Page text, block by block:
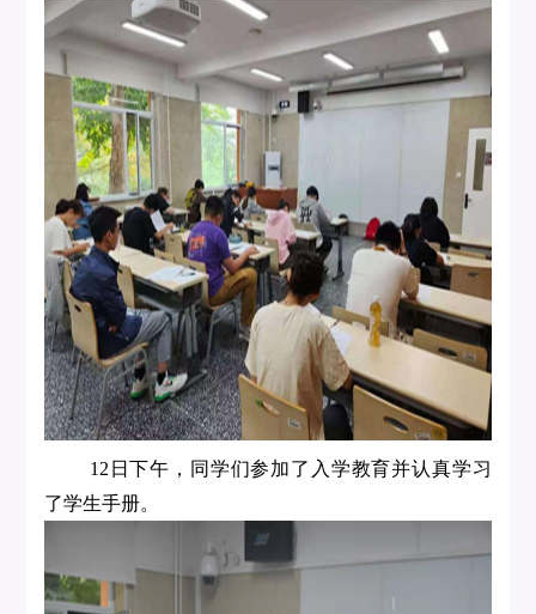
12日下午，同学们参加了入学教育并认真学习
了学生手册。